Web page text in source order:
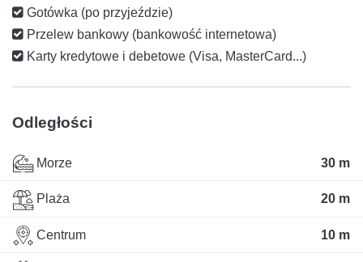
Gotówka (po przyjeździe)
Przelew bankowy (bankowość internetowa)
Karty kredytowe i debetowe (Visa, MasterCard...)
Odległości
Morze 30 m
Plaża 20 m
Centrum 10 m